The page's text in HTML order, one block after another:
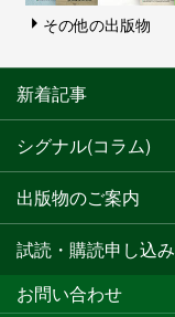
その他の出版物
新着記事
シグナル(コラム)
出版物のご案内
試読・購読申し込み
お問い合わせ